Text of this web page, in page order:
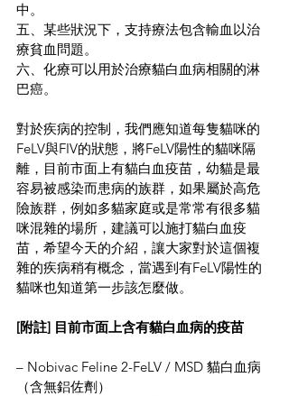
中。
五、某些狀況下，支持療法包含輸血以治
療貧血問題。
六、化療可以用於治療貓白血病相關的淋
巴癌。
對於疾病的控制，我們應知道每隻貓咪的
FeLV與FIV的狀態，將FeLV陽性的貓咪隔
離，目前市面上有貓白血疫苗，幼貓是最
容易被感染而患病的族群，如果屬於高危
險族群，例如多貓家庭或是常常有很多貓
咪混雜的場所，建議可以施打貓白血疫
苗，希望今天的介紹，讓大家對於這個複
雜的疾病稍有概念，當遇到有FeLV陽性的
貓咪也知道第一步該怎麼做。
[附註] 目前市面上含有貓白血病的疫苗
– Nobivac Feline 2-FeLV / MSD 貓白血病
（含無鋁佐劑）